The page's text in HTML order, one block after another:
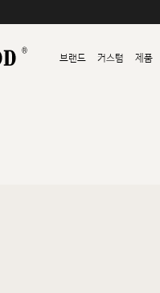
브랜드 커스텀 제품